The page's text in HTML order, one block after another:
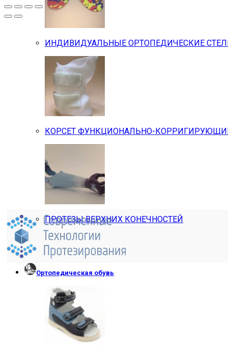
ИНДИВИДУАЛЬНЫЕ ОРТОПЕДИЧЕСКИЕ
КОРСЕТ ФУНКЦИОНАЛЬНО-
ПРОТЕЗЫ ВЕРХНИХ КОНЕЧНОСТЕЙ
Ортопедическая обувь